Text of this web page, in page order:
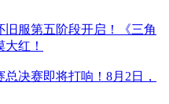
服第五阶段开启！《三角
红！
决赛即将打响！8月2日，